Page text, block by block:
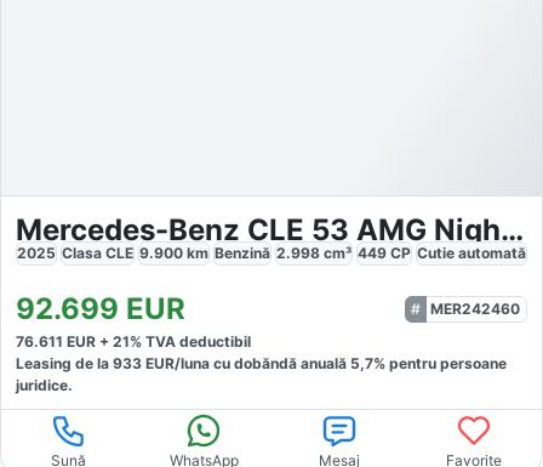
Mercedes-Benz CLE 53 AMG Nightpaket
2025 Clasa CLE 9.900 km Benzină 2.998 cm³ 449 CP Cutie automată
92.699 EUR
MER242460
76.611 EUR + 21% TVA deductibil
Leasing de la 933 EUR/luna cu dobăndă anuală 5,7% pentru persoane
juridice.
Sună WhatsApp Mesaj Favorite